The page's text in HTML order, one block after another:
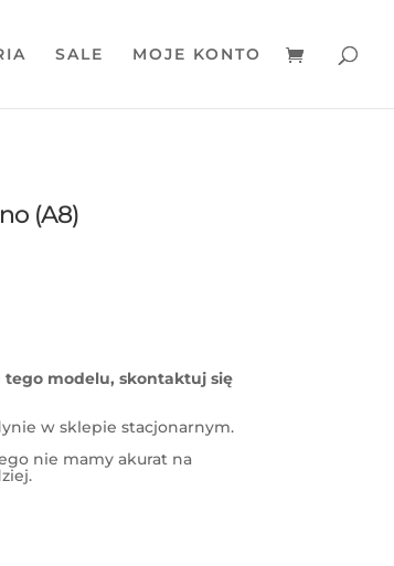
SALE MOJE KONTO
(A8)
tego modelu, skontaktuj się
w sklepie stacjonarnym.
nie mamy akurat na